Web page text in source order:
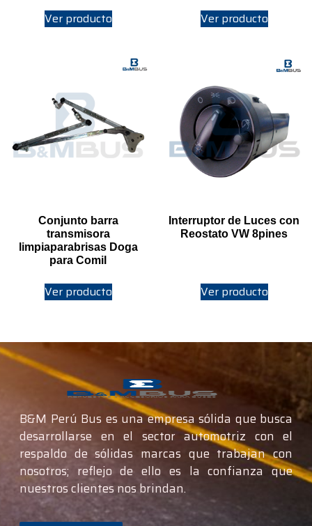
Ver producto Ver producto
Conjunto barra
transmisora
limpiaparabrisas Doga
para Comil
Ver producto
Interruptor de Luces con
Reostato VW 8pines
Ver producto
B&M Perú Bus es una empresa sólida que busca
desarrollarse en el sector automotriz con el
respaldo de sólidas marcas que trabajan con
nosotros; reflejo de ello es la confianza que
nuestros clientes nos brindan.